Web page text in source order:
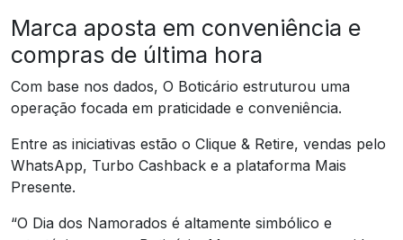
Marca aposta em conveniência e
compras de última hora
Com base nos dados, O Boticário estruturou uma
operação focada em praticidade e conveniência.
Entre as iniciativas estão o Clique & Retire, vendas pelo
WhatsApp, Turbo Cashback e a plataforma Mais
Presente.
“O Dia dos Namorados é altamente simbólico e